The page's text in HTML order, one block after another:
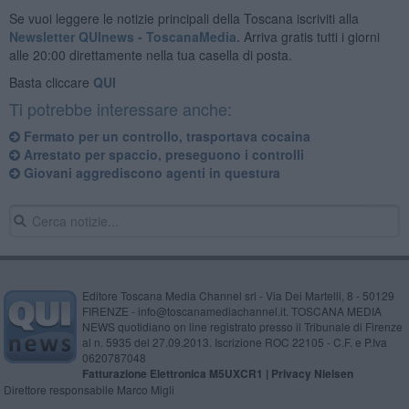
Se vuoi leggere le notizie principali della Toscana iscriviti alla
Newsletter QUInews - ToscanaMedia. Arriva gratis tutti i giorni
alle 20:00 direttamente nella tua casella di posta.
Basta cliccare QUI
Ti potrebbe interessare anche:
Fermato per un controllo, trasportava cocaina
Arrestato per spaccio, preseguono i controlli
Giovani aggrediscono agenti in questura
Editore Toscana Media Channel srl - Via Dei Martelli, 8 - 50129
FIRENZE - info@toscanamediachannel.it. TOSCANA MEDIA
NEWS quotidiano on line registrato presso il Tribunale di Firenze
al n. 5935 del 27.09.2013. Iscrizione ROC 22105 - C.F. e P.Iva
0620787048
Fatturazione Elettronica M5UXCR1 | Privacy Nielsen
Direttore responsabile Marco Migli